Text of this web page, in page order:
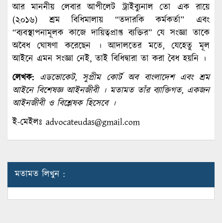
আর মাননীয় লেবার আপীলেট ট্রাইব্যুনাল তো এক রায়ে
(২০১৬) শ্রম বিধিমালায় “তদারকি কর্মকর্তা” এবং
“ব্যবস্থাপনামূলক কাজে দায়িত্বপ্রাপ্ত ব্যক্তির” যে সংজ্ঞা তাকে
অবৈধ ঘোষণা করেছেন । আদালতের মতে, যেহেতু মূল
আইনে এমন সংজ্ঞা নেই, তাই বিধিদ্বারা তা করা বৈধ হয়নি ।
লেখক: এডভোকেট, সুপ্রীম কোর্ট অব বাংলাদেশ এবং শ্রম
আইনে বিশেষজ্ঞ আইনজীবী । মতামত তাঁর ব্যাক্তিগত, একজন
আইনজীবী ও বিশ্লেষক হিসেবে ।
ই-মেইলঃ advocateudas@gmail.com
মতামত লিখুন :